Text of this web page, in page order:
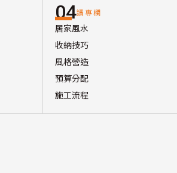
04讀專欄
居家風水
收納技巧
風格營造
預算分配
施工流程